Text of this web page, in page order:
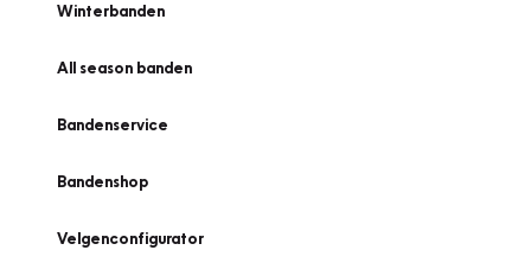
Winterbanden
All season banden
Bandenservice
Bandenshop
Velgenconfigurator